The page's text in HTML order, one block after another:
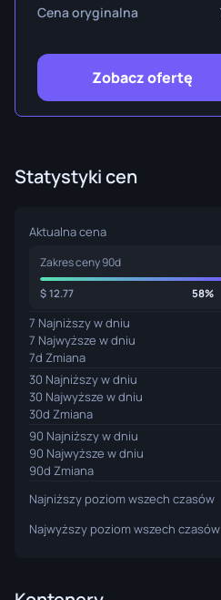
Cena oryginalna
Zobacz ofertę
Statystyki cen
Aktualna cena
Zakres ceny 90d
12.77 58%
7 Najniższy w dniu
7 Najwyższe w dniu
7d Zmiana
30 Najniższy w dniu
30 Najwyższe w dniu
30d Zmiana
90 Najniższy w dniu
90 Najwyższe w dniu
90d Zmiana
Najniższy poziom wszech czasów
Najwyższy poziom wszech czasów